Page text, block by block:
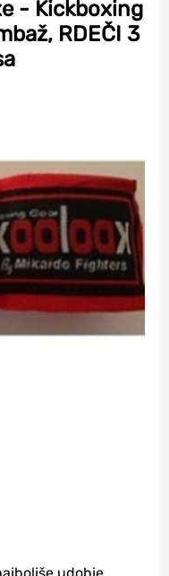
- Kickboxing
RDEČI 3
udobje